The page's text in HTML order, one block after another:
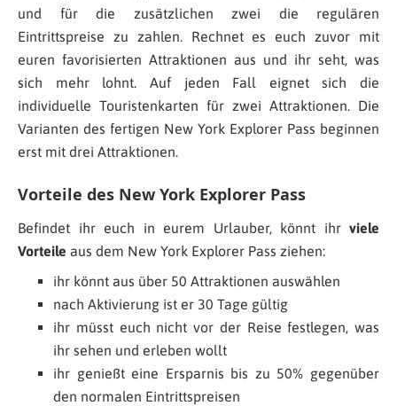
und für die zusätzlichen zwei die regulären
Eintrittspreise zu zahlen. Rechnet es euch zuvor mit
euren favorisierten Attraktionen aus und ihr seht, was
sich mehr lohnt. Auf jeden Fall eignet sich die
individuelle Touristenkarten für zwei Attraktionen. Die
Varianten des fertigen New York Explorer Pass beginnen
erst mit drei Attraktionen.
Vorteile des New York Explorer Pass
Befindet ihr euch in eurem Urlauber, könnt ihr viele
Vorteile aus dem New York Explorer Pass ziehen:
ihr könnt aus über 50 Attraktionen auswählen
nach Aktivierung ist er 30 Tage gültig
ihr müsst euch nicht vor der Reise festlegen, was
ihr sehen und erleben wollt
ihr genießt eine Ersparnis bis zu 50% gegenüber
den normalen Eintrittspreisen